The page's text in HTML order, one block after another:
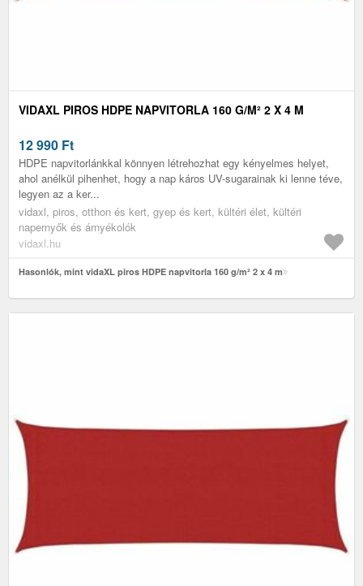
VIDAXL PIROS HDPE NAPVITORLA 160 G/M² 2 X 4 M
12 990 Ft
HDPE napvitorlánkkal könnyen létrehozhat egy kényelmes helyet,
ahol anélkül pihenhet, hogy a nap káros UV-sugarainak ki lenne téve,
legyen az a ker...
vidaxl, piros, otthon és kert, gyep és kert, kültéri élet, kültéri
napernyők és árnyékolók
vidaxl.hu
Hasonlók, mint vidaXL piros HDPE napvitorla 160 g/m² 2 x 4 m